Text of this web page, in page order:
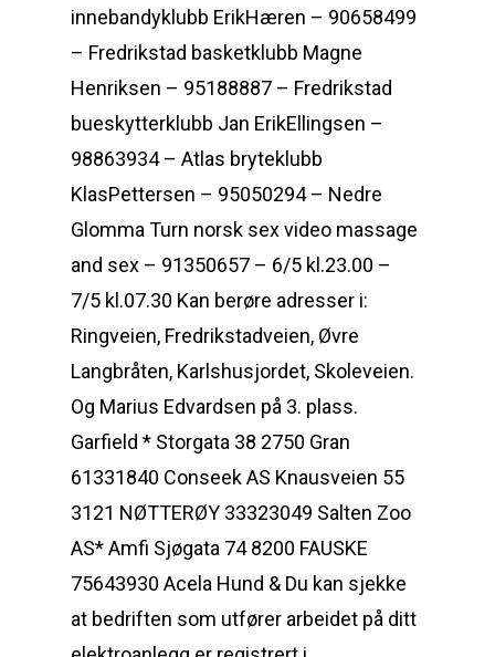
innebandyklubb ErikHæren – 90658499
– Fredrikstad basketklubb Magne
Henriksen – 95188887 – Fredrikstad
bueskytterklubb Jan ErikEllingsen –
98863934 – Atlas bryteklubb
KlasPettersen – 95050294 – Nedre
Glomma Turn norsk sex video massage
and sex – 91350657 – 6/5 kl.23.00 –
7/5 kl.07.30 Kan berøre adresser i:
Ringveien, Fredrikstadveien, Øvre
Langbråten, Karlshusjordet, Skoleveien.
Og Marius Edvardsen på 3. plass.
Garfield * Storgata 38 2750 Gran
61331840 Conseek AS Knausveien 55
3121 NØTTERØY 33323049 Salten Zoo
AS* Amfi Sjøgata 74 8200 FAUSKE
75643930 Acela Hund & Du kan sjekke
at bedriften som utfører arbeidet på ditt